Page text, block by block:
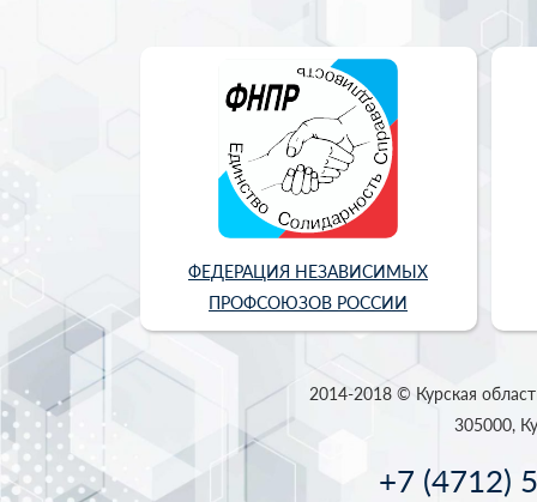
ФЕДЕРАЦИЯ НЕЗАВИСИМЫХ
ПРОФСОЮЗОВ РОССИИ
2014-2018 © Курская
305000,
+7 (4712)